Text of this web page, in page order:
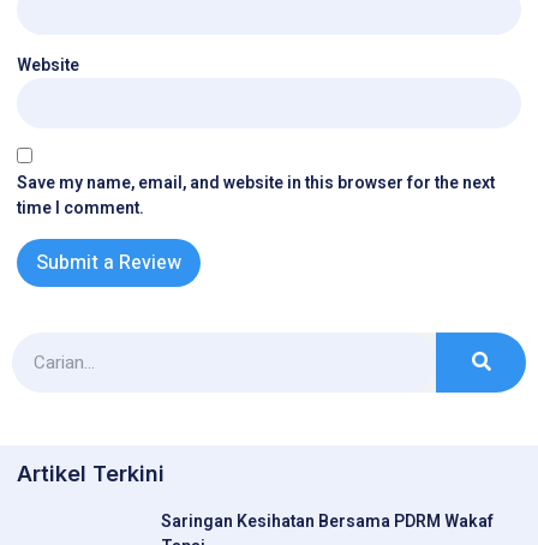
Website
Save my name, email, and website in this browser for the next
time I comment.
Artikel Terkini
Saringan Kesihatan Bersama PDRM Wakaf